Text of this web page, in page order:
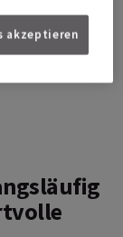
wofür
akzeptieren